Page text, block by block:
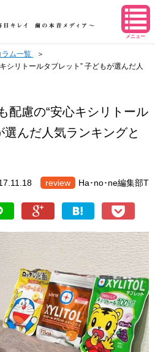
メニュー
ム一覧
シリトールタブレット” 子どもが選んだ人
配慮の“安心キシリトール
選んだ人気ランキングと
review Ha･no･ne編集部T